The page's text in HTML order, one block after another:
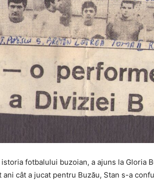
fotbalului buzoian, a ajuns la Gloria
cât a jucat pentru Buzău, Stan s-a